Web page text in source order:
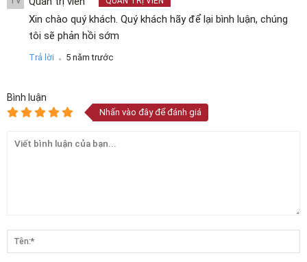
Xin chào quý khách. Quý khách hãy để lại bình luận, chúng
tôi sẽ phản hồi sớm
Trả lời . 5 năm trước
Bình luận
Nhấn vào đây để đánh giá